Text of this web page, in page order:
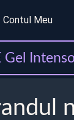
Contul Meu
Gel Intenso